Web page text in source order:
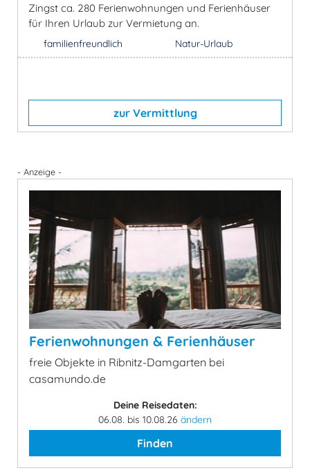
Zingst ca. 280 Ferienwohnungen und Ferienhäuser
für Ihren Urlaub zur Vermietung an.
familienfreundlich Natur-Urlaub
zur Vermittlung
- Anzeige -
Ferienwohnungen & Ferienhäuser
freie Objekte in Ribnitz-Damgarten bei
casamundo.de
Deine Reisedaten:
06.08. bis 10.08.26 ändern
Finden